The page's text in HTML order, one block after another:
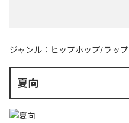
ジャンル： ヒップホップ/ラップ
夏向